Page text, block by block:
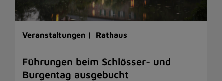
Veranstaltungen | Rathaus
Führungen beim Schlösser- und
Burgentag ausgebucht